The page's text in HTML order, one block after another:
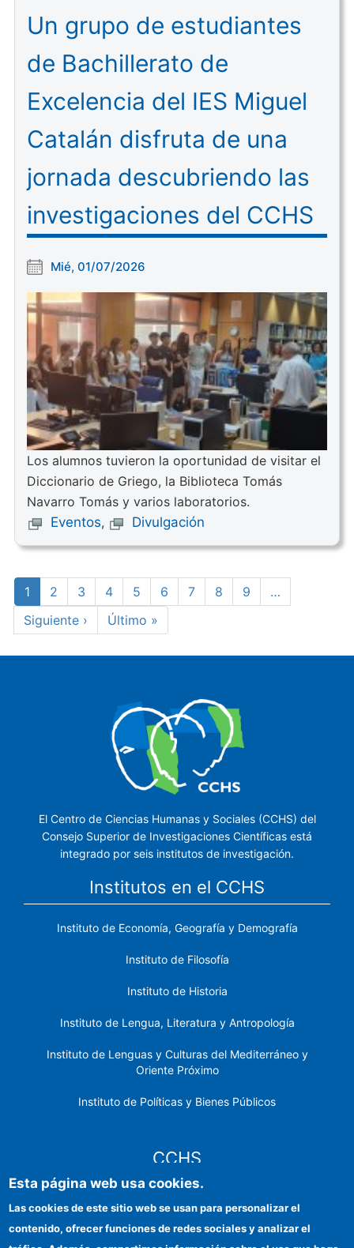
Un grupo de estudiantes
de Bachillerato de
Excelencia del IES Miguel
Catalán disfruta de una
jornada descubriendo las
investigaciones del CCHS
Mié, 01/07/2026
Los alumnos tuvieron la oportunidad de visitar el
Diccionario de Griego, la Biblioteca Tomás
Navarro Tomás y varios laboratorios.
Eventos, Divulgación
Paginación
Página
actual
1 Page
2 Page
3 Page
4 Page
5 Page
6 Page
7 Page
8 Page
9
…
Siguiente
página
Siguiente ›
Última
página
Último »
El Centro de Ciencias Humanas y Sociales (CCHS) del
Consejo Superior de Investigaciones Científicas está
integrado por seis institutos de investigación.
Institutos en el CCHS
Instituto de Economía, Geografía y Demografía
Instituto de Filosofía
Instituto de Historia
Instituto de Lengua, Literatura y Antropología
Instituto de Lenguas y Culturas del Mediterráneo y
Oriente Próximo
Instituto de Políticas y Bienes Públicos
CCHS
Identidad institucional
Esta página web usa cookies.
Las cookies de este sitio web se usan para personalizar el
contenido, ofrecer funciones de redes sociales y analizar el